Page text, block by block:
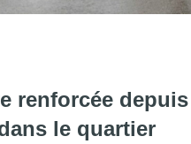
"La sortie Sainctelette
renforcée depuis
le quartier